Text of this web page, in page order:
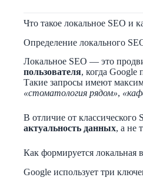
Что такое локальное SEO и
Определение локального
Локальное SEO — это
пользователя, когда
Такие запросы имеют
«стоматология рядом»,
В отличие от
актуальность данных, а не
Как формируется локальная
Google использует три